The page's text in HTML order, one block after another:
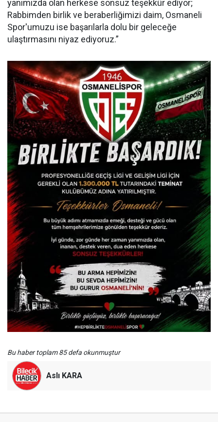
yanımızda olan herkese sonsuz teşekkür ediyor;
Rabbimden birlik ve beraberliğimizi daim, Osmaneli
Spor'umuzu ise başarılarla dolu bir geleceğe
ulaştırmasını niyaz ediyoruz.”
Bu haber toplam 85 defa okunmuştur
Aslı KARA